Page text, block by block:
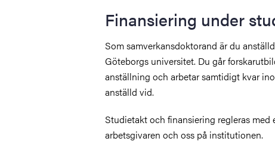
Finansiering under
Som samverkansdoktorand är du
Göteborgs universitet. Du går
anställning och arbetar samtidigt kvar
anställd vid.
Studietakt och finansiering regleras
arbetsgivaren och oss på institutionen.